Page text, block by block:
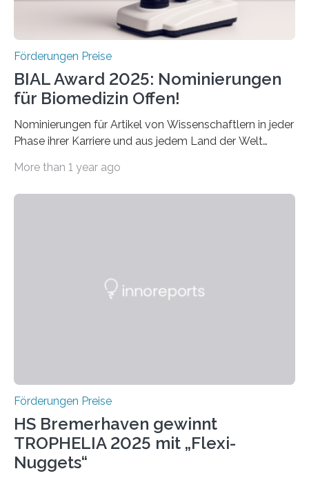
Förderungen Preise
BIAL Award 2025: Nominierungen
für Biomedizin Offen!
Nominierungen für Artikel von Wissenschaftlern in jeder
Phase ihrer Karriere und aus jedem Land der Welt
Leben gerufen, um die bemerkenswertesten
Foundation, des BIAL Award in Biomedicine ist in
More than 1 year ago
Förderungen Preise
HS Bremerhaven gewinnt
TROPHELIA 2025 mit „Flexi-
Nuggets“